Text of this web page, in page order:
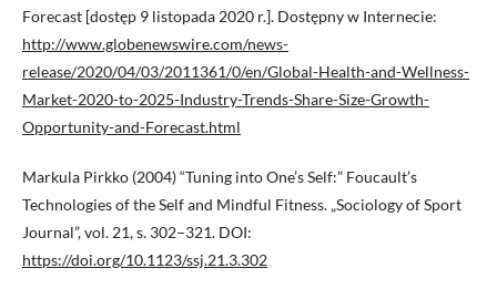
Forecast [dostęp 9 listopada 2020 r.]. Dostępny w Internecie:
http://www.globenewswire.com/news-
release/2020/04/03/2011361/0/en/Global-Health-and-Wellness-
Market-2020-to-2025-Industry-Trends-Share-Size-Growth-
Opportunity-and-Forecast.html
Markula Pirkko (2004) “Tuning into One’s Self:” Foucault’s
Technologies of the Self and Mindful Fitness. „Sociology of Sport
Journal”, vol. 21, s. 302–321. DOI:
https://doi.org/10.1123/ssj.21.3.302